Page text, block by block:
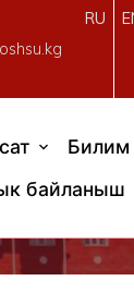
RU
Билим
байланыш